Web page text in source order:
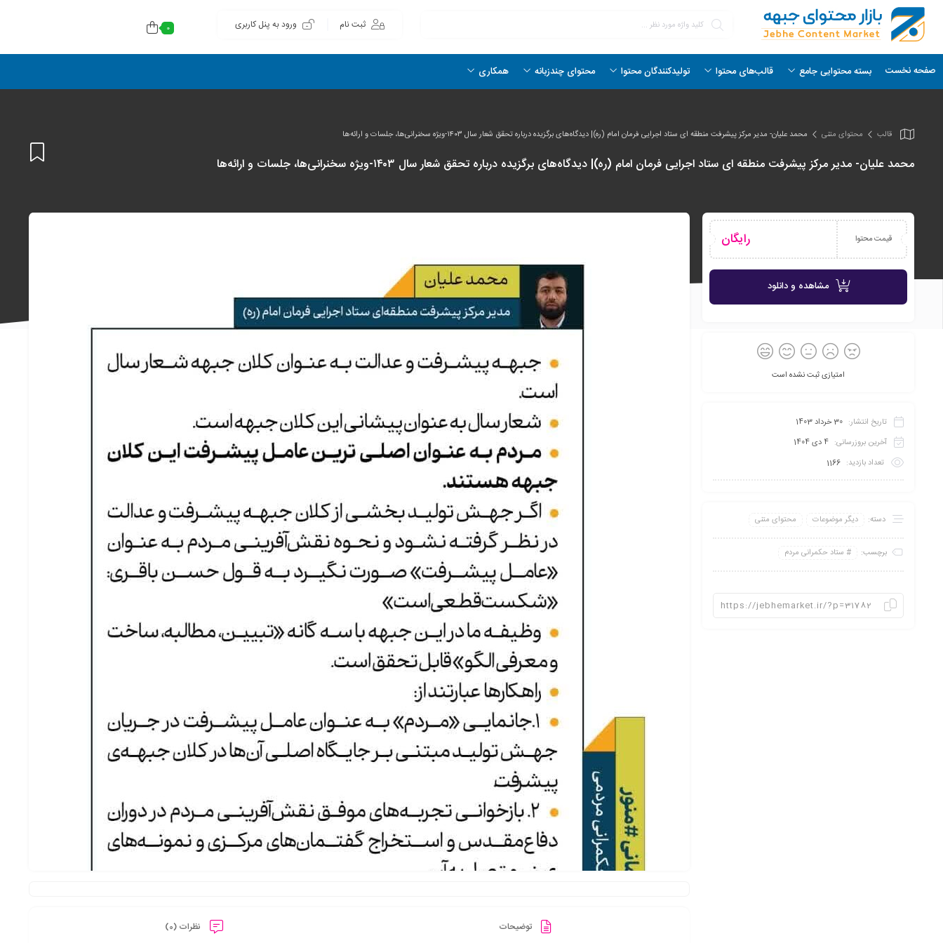
ثبت نام ورود به پنل کاربری 0
صفحه نخست بسته محتوایی جامع قالب‌های محتوا تولیدکنندگان محتوا محتوای چندزبانه همکاری
قالب محتوای متنی محمد علیان- مدیر مرکز پیشرفت منطقه ای ستاد اجرایی فرمان امام (ره)| دیدگاه‌های برگزیده درباره تحقق شعار سال ۱۴۰۳-ویژه سخنرانی‌ها، جلسات و ارائه‌ها
محمد علیان- مدیر مرکز پیشرفت منطقه ای ستاد اجرایی فرمان امام (ره)| دیدگاه‌های برگزیده درباره تحقق شعار سال ۱۴۰۳-ویژه سخنرانی‌ها، جلسات و ارائه‌ها
توضیحات نظرات (0)
قیمت محتوا رایگان
مشاهده و دانلود
امتیازی ثبت نشده است
تاریخ انتشار: 30 خرداد 1403
آخرین بروزرسانی: 4 دی 1404
تعداد بازدید: 1166
دسته: دیگر موضوعات محتوای متنی
برچسب: ستاد حکمرانی مردم